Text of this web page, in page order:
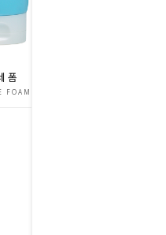
폼
FOAM